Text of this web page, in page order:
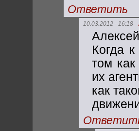
Ответить
10.03.2012 - 16:18
Когда
том
их
как